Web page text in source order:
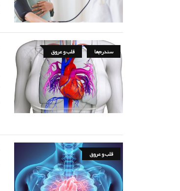
سندرم‌ها قلب و عروق
قلب و عروق